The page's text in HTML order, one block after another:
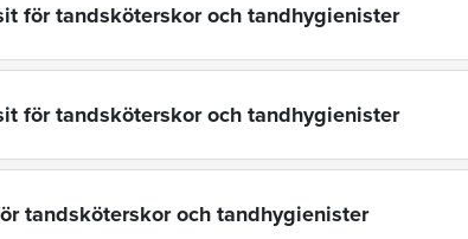
för tandsköterskor och tandhygienister
för tandsköterskor och tandhygienister
tandsköterskor och tandhygienister